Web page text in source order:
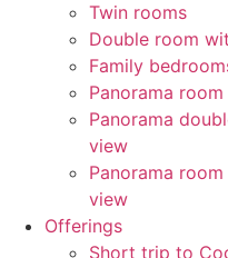
Twin rooms
Double room
Family
Panorama
Panorama
view
Panorama
view
Offerings
Short trip to